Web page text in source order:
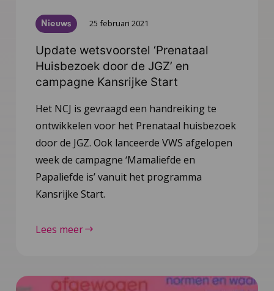
Nieuws 25 februari 2021
Update wetsvoorstel ‘Prenataal
Huisbezoek door de JGZ’ en
campagne Kansrijke Start
Het NCJ is gevraagd een handreiking te
ontwikkelen voor het Prenataal huisbezoek
door de JGZ. Ook lanceerde VWS afgelopen
week de campagne ‘Mamaliefde en
Papaliefde is’ vanuit het programma
Kansrijke Start.
Lees meer